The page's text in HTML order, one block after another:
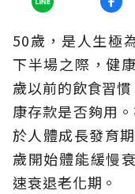
50歲，是人生極
下半場之際，健
歲以前的飲食習
康存款是否夠用
於人體成長發育
歲開始體能緩慢
速衰退老化期。